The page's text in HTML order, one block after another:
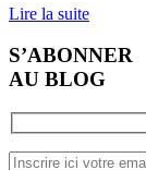
Lire la suite
S’ABONNER
AU BLOG